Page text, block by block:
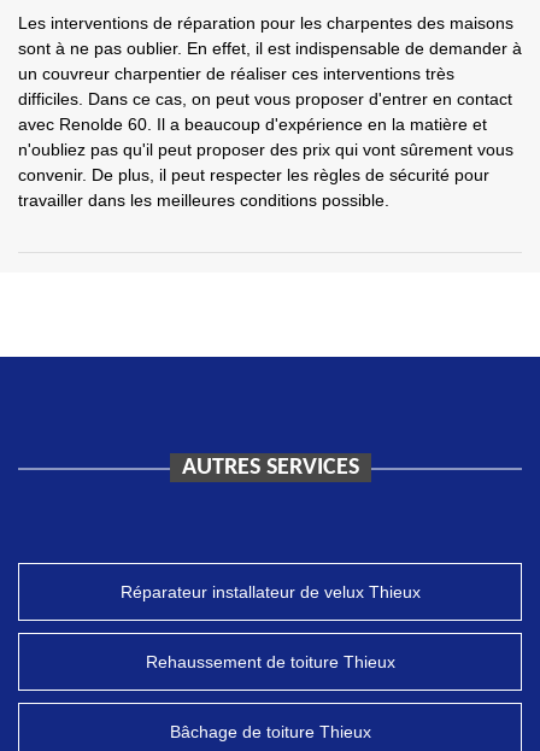
Les interventions de réparation pour les charpentes des maisons
sont à ne pas oublier. En effet, il est indispensable de demander à
un couvreur charpentier de réaliser ces interventions très
difficiles. Dans ce cas, on peut vous proposer d'entrer en contact
avec Renolde 60. Il a beaucoup d'expérience en la matière et
n'oubliez pas qu'il peut proposer des prix qui vont sûrement vous
convenir. De plus, il peut respecter les règles de sécurité pour
travailler dans les meilleures conditions possible.
AUTRES SERVICES
Réparateur installateur de velux Thieux
Rehaussement de toiture Thieux
Bâchage de toiture Thieux